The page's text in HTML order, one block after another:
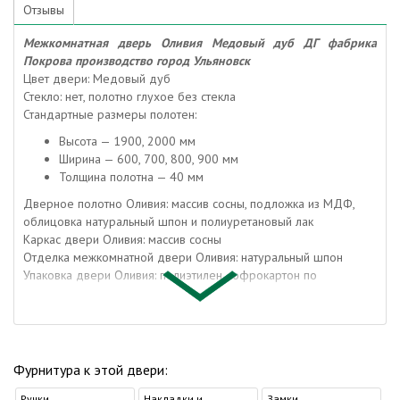
Отзывы
Межкомнатная дверь Оливия Медовый дуб ДГ фабрика
Покрова производство город Ульяновск
Цвет двери: Медовый дуб
Стекло: нет, полотно глухое без стекла
Стандартные размеры полотен:
Высота — 1900, 2000 мм
Ширина — 600, 700, 800, 900 мм
Толщина полотна — 40 мм
Дверное полотно Оливия: массив сосны, подложка из МДФ,
облицовка натуральный шпон и полиуретановый лак
Каркас двери Оливия: массив сосны
Отделка межкомнатной двери Оливия: натуральный шпон
Упаковка двери Оливия: полиэтилен, гофрокартон по
Коробка дверная: массив сосны и МДФ
Доборная доска: МДФ
Притворная планка: МДФ
Фурнитура к этой двери: